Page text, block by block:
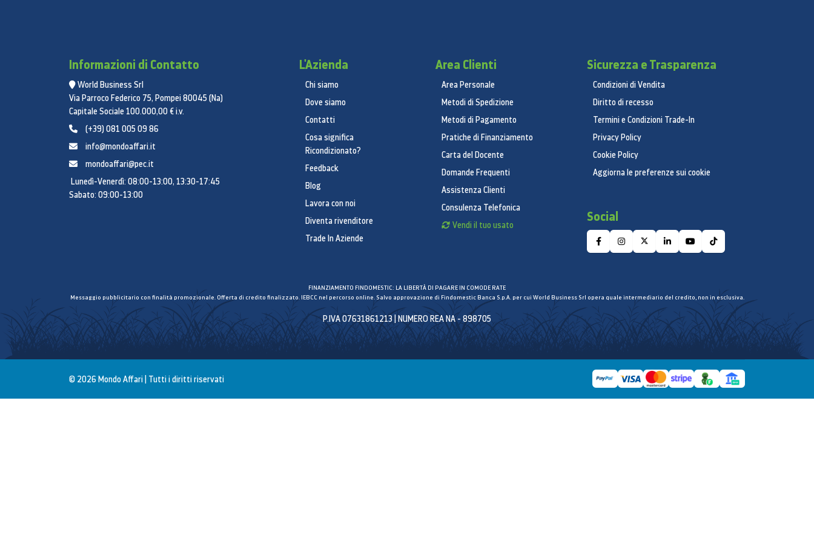
Informazioni di Contatto
World Business Srl
Via Parroco Federico 75, Pompei 80045 (Na)
Capitale Sociale 100.000,00 € i.v.
(+39) 081 005 09 86
info@mondoaffari.it
mondoaffari@pec.it
Lunedì-Venerdì: 08:00-13:00, 13:30-17:45
Sabato: 09:00-13:00
L'Azienda
Chi siamo
Dove siamo
Contatti
Cosa significa
Ricondizionato?
Feedback
Blog
Lavora con noi
Diventa rivenditore
Trade In Aziende
Area Clienti
Area Personale
Metodi di Spedizione
Metodi di Pagamento
Pratiche di Finanziamento
Carta del Docente
Domande Frequenti
Assistenza Clienti
Consulenza Telefonica
Vendi il tuo usato
Sicurezza e Trasparenza
Condizioni di Vendita
Diritto di recesso
Termini e Condizioni Trade-In
Privacy Policy
Cookie Policy
Aggiorna le preferenze sui cookie
Social
FINANZIAMENTO FINDOMESTIC: LA LIBERTÀ DI PAGARE IN COMODE RATE
Messaggio pubblicitario con finalità promozionale. Offerta di credito finalizzato. IEBCC nel percorso online. Salvo approvazione di Findomestic Banca S.p.A. per cui World Business Srl opera quale intermediario del credito, non in esclusiva.
P.IVA 07631861213 | NUMERO REA NA - 898705
© 2026 Mondo Affari | Tutti i diritti riservati